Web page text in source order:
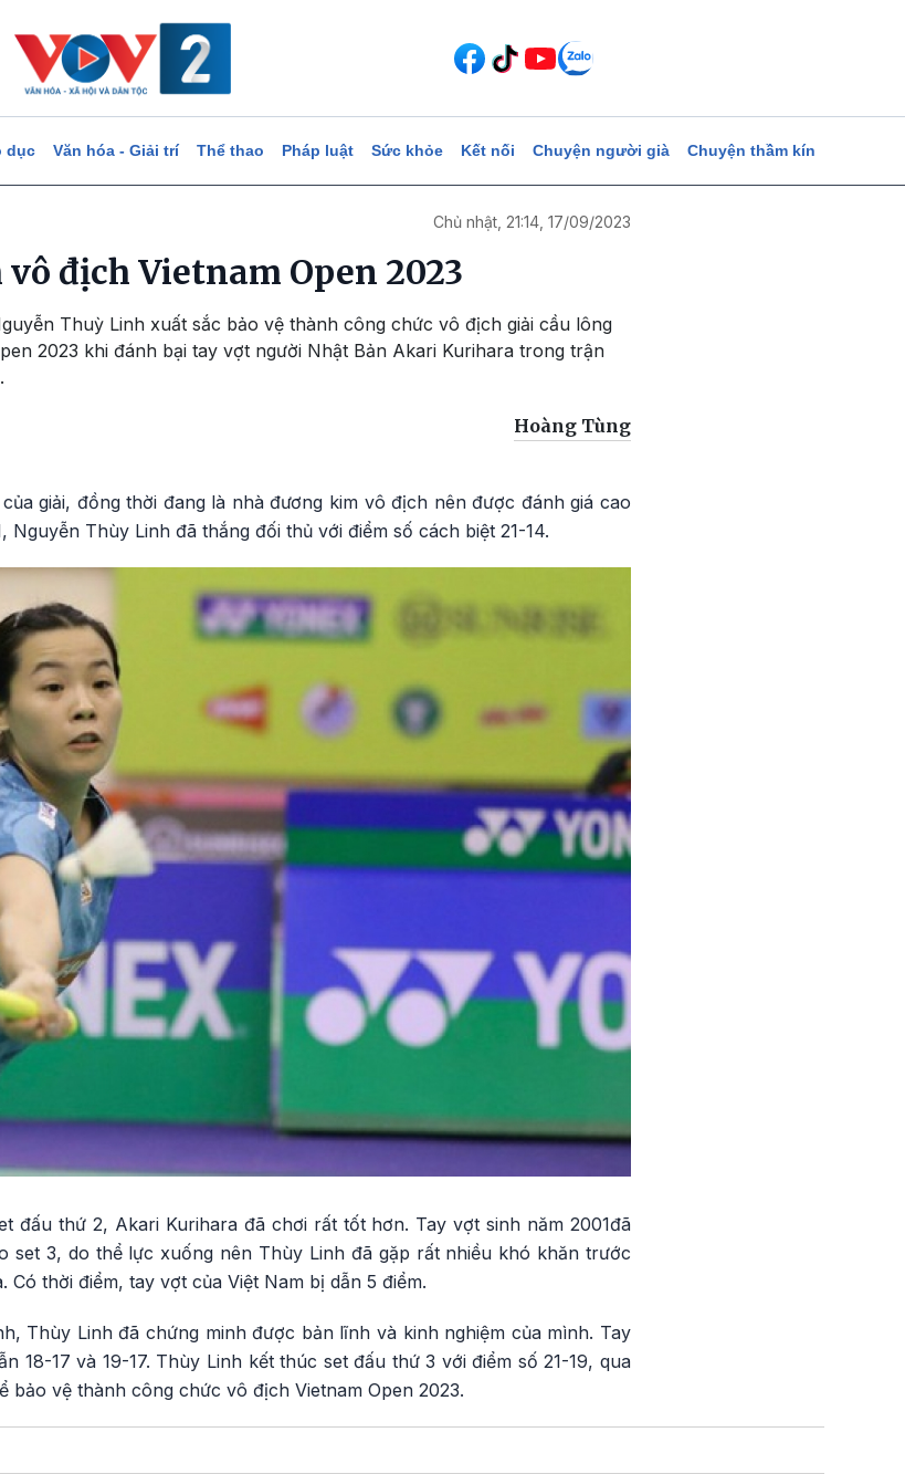
dục Văn hóa - Giải trí Thể thao Pháp luật Sức khỏe Kết nối Chuyện người già Chuyện thầm kín
Chủ nhật, 21:14, 17/09/2023
địch Vietnam Open 2023
Thuỳ Linh xuất sắc bảo vệ thành công chức vô địch giải cầu lông
2023 khi đánh bại tay vợt người Nhật Bản Akari Kurihara trong trận
Hoàng Tùng
giải, đồng thời đang là nhà đương kim vô địch nên được đánh giá cao
Nguyễn Thùy Linh đã thắng đối thủ với điểm số cách biệt 21-14.
đấu thứ 2, Akari Kurihara đã chơi rất tốt hơn. Tay vợt sinh năm 2001đã
set 3, do thể lực xuống nên Thùy Linh đã gặp rất nhiều khó khăn trước
thời điểm, tay vợt của Việt Nam bị dẫn 5 điểm.
Thùy Linh đã chứng minh được bản lĩnh và kinh nghiệm của mình. Tay
18-17 và 19-17. Thùy Linh kết thúc set đấu thứ 3 với điểm số 21-19, qua
bảo vệ thành công chức vô địch Vietnam Open 2023.